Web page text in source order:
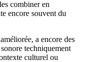
combiner en
encore souvent du
a encore des
techniquement
culturel ou